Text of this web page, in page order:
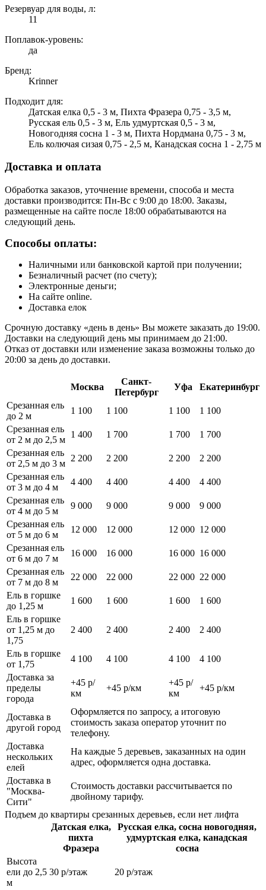
Резервуар для воды, л:
11
Поплавок-уровень:
да
Бренд:
Krinner
Подходит для:
Датская елка 0,5 - 3 м, Пихта Фразера 0,75 - 3,5 м,
Русская ель 0,5 - 3 м, Ель удмуртская 0,5 - 3 м,
Новогодняя сосна 1 - 3 м, Пихта Нордмана 0,75 - 3 м,
Ель колючая сизая 0,75 - 2,5 м, Канадская сосна 1 - 2,75 м
Доставка и оплата
Обработка заказов, уточнение времени, способа и места
доставки производится: Пн-Вс с 9:00 до 18:00. Заказы,
размещенные на сайте после 18:00 обрабатываются на
следующий день.
Способы оплаты:
Наличными или банковской картой при получении;
Безналичный расчет (по счету);
Электронные деньги;
На сайте online.
Доставка елок
Срочную доставку «день в день» Вы можете заказать до 19:00.
Доставки на следующий день мы принимаем до 21:00.
Отказ от доставки или изменение заказа возможны только до
20:00 за день до доставки.
Москва
Санкт-
Петербург
Уфа
Екатеринбург
Срезанная ель
до 2 м
1 100 1 100 1 100
1 100
Срезанная ель
от 2 м до 2,5 м
1 400 1 700 1 700
1 700
Срезанная ель
от 2,5 м до 3 м
2 200 2 200 2 200
2 200
Срезанная ель
от 3 м до 4 м
4 400 4 400 4 400
4 400
Срезанная ель
от 4 м до 5 м
9 000 9 000 9 000
9 000
Срезанная ель
от 5 м до 6 м
12 000 12 000 12 000 12 000
Срезанная ель
от 6 м до 7 м
16 000 16 000 16 000 16 000
Срезанная ель
от 7 м до 8 м
22 000 22 000 22 000 22 000
Ель в горшке
до 1,25 м
1 600 1 600 1 600
1 600
Ель в горшке
от 1,25 м до
1,75
2 400 2 400 2 400 2 400
Ель в горшке
от 1,75
4 100 4 100 4 100
4 100
Доставка за
пределы
города
+45 р/
км
+45 р/км
+45 р/
км
+45 р/км
Доставка в
другой город
Оформляется по запросу, а итоговую
стоимость заказа оператор уточнит по
телефону.
Доставка
нескольких
елей
На каждые 5 деревьев, заказанных на один
адрес, оформляется одна доставка.
Доставка в
"Москва-
Сити"
Стоимость доставки рассчитывается по
двойному тарифу.
Подъем до квартиры срезанных деревьев, если нет лифта
Датская елка,
пихта
Фразера
Русская елка, сосна новогодняя,
удмуртская елка, канадская
сосна
Высота
ели до 2,5
м
30 р/этаж 20 р/этаж